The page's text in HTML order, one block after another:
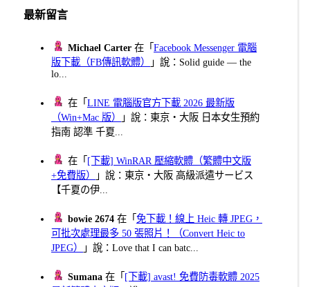
最新留言
Michael Carter 在「Facebook Messenger 電腦
版下載（FB傳訊軟體）
」說：Solid guide — the
lo...
在「LINE 電腦版官方下載 2026 最新版
（Win+Mac 版）
」說：東京・大阪 日本女生預約
指南 認準 千夏...
在「 [下載] WinRAR 壓縮軟體（繁體中文版
+免費版）
」說：東京・大阪 高級派遣サービス
【千夏の伊...
bowie 2674 在「免下載！線上 Heic 轉 JPEG，
可批次處理最多 50 張照片！（Convert Heic to
JPEG）
」說：Love that I can batc...
Sumana 在「 [下載] avast! 免費防毒軟體 2025